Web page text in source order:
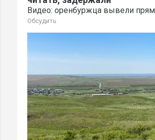
Видео: оренбуржца вывели
Обсудить